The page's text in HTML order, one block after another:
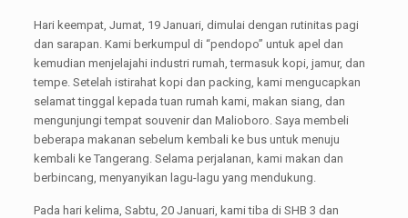
Hari keempat, Jumat, 19 Januari, dimulai dengan rutinitas pagi
dan sarapan. Kami berkumpul di “pendopo” untuk apel dan
kemudian menjelajahi industri rumah, termasuk kopi, jamur, dan
tempe. Setelah istirahat kopi dan packing, kami mengucapkan
selamat tinggal kepada tuan rumah kami, makan siang, dan
mengunjungi tempat souvenir dan Malioboro. Saya membeli
beberapa makanan sebelum kembali ke bus untuk menuju
kembali ke Tangerang. Selama perjalanan, kami makan dan
berbincang, menyanyikan lagu-lagu yang mendukung.
Pada hari kelima, Sabtu, 20 Januari, kami tiba di SHB 3 dan